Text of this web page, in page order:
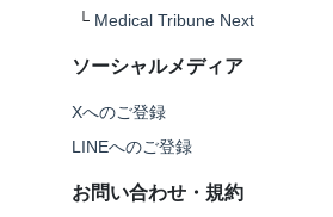
└ Medical Tribune Next
ソーシャルメディア
Xへのご登録
LINEへのご登録
お問い合わせ・規約